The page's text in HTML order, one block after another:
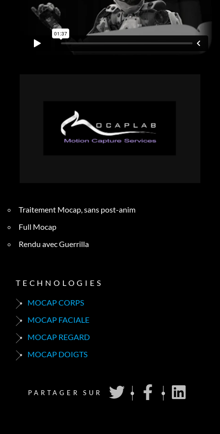
Traitement Mocap, sans post-anim
Full Mocap
Rendu avec Guerrilla
TECHNOLOGIES
MOCAP CORPS
MOCAP FACIALE
MOCAP REGARD
MOCAP DOIGTS
PARTAGER SUR